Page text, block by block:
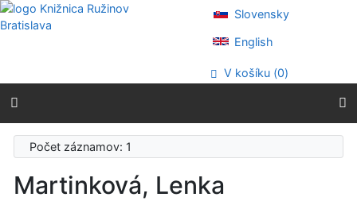
Prejsť na obsah
Prejsť na menu
Prehlásenie o webovej prístupnosti
Slovensky
English
V košíku (0)
Počet záznamov: 1
Martinková, Lenka